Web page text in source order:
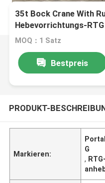
35t Bock Crane With
Hebevorrichtungs-RTG
MOQ：1 Satz
Bestpreis
PRODUKT-
Markieren:
G
,